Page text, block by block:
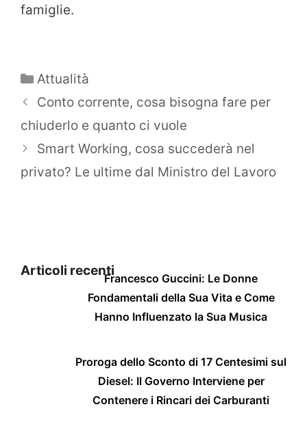
famiglie.
Categorie
Attualità
Conto corrente, cosa bisogna fare per
chiuderlo e quanto ci vuole
Smart Working, cosa succederà nel
privato? Le ultime dal Ministro del Lavoro
Articoli recentiFrancesco Guccini: Le Donne
Fondamentali della Sua Vita e Come
Hanno Influenzato la Sua Musica
Proroga dello Sconto di 17 Centesimi sul
Diesel: Il Governo Interviene per
Contenere i Rincari dei Carburanti